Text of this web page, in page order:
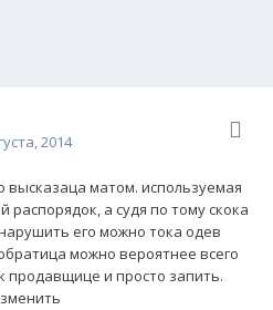
2014
высказаца матом. используемая
а судя по тому скока
его можно тока одев
можно вероятнее всего
и просто запить.